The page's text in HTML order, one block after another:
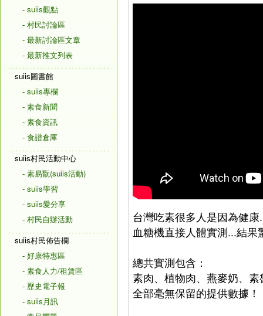
- suiis觀點
- 村民討論區
- 最新討論區文章
- 最新推文列表
suiis圖書館
- suiis專欄
- 素食新聞
- 素食資訊
- 食譜倉庫
suiis村民活動中心
- 素易翫(suiis活動)
- suiis學習
- suiis愛分享
- 村民自辦活動
suiis村民佈告欄
- 好康特惠區
- 素食人力/租賃區
- 歷史電子報
- suiis月訊
台灣吃素很多人是因為健
血糖機直接人體實測...結果
總共實測包含：
素肉、植物肉、燕麥奶、
全部毫無保留的提供數據！